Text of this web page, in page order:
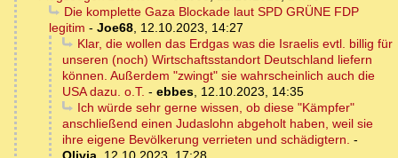
Die komplette Gaza Blockade laut SPD GRÜNE FDP
legitim - Joe68, 12.10.2023, 14:27
Klar, die wollen das Erdgas was die Israelis evtl. billig für
unseren (noch) Wirtschaftsstandort Deutschland liefern
können. Außerdem "zwingt" sie wahrscheinlich auch die
USA dazu. o.T. - ebbes, 12.10.2023, 14:35
Ich würde sehr gerne wissen, ob diese "Kämpfer"
anschließend einen Judaslohn abgeholt haben, weil sie
ihre eigene Bevölkerung verrieten und schädigtern. -